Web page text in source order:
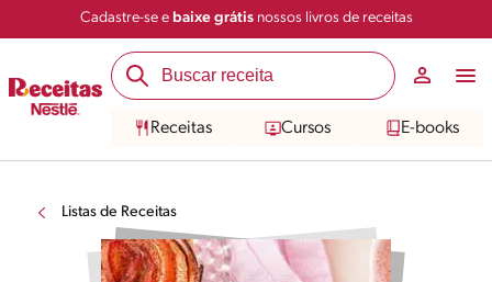
Cadastre-se e baixe grátisnossos livros de receitas
Receitas Cursos E-books
Listas de Receitas